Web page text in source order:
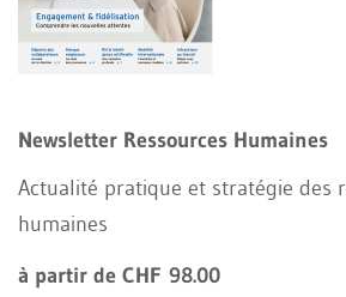
Newsletter Ressources Humaines
Actualité pratique et stratégie des
humaines
à partir de CHF 98.00